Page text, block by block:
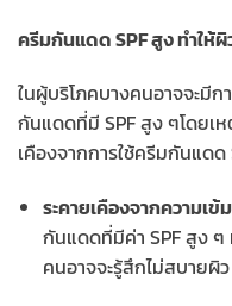
ครีมกันแดด SPF สูง ทำให้ผิ
ในผู้บริโภคบางคนอาจจะมีก
กันแดดที่มี SPF สูง ๆโดยเ
เคืองจากการใช้ครีมกันแด
ระคายเคืองจากความเ
กันแดดที่มีค่า SPF สูง ๆ
คนอาจจะรู้สึกไม่สบายผิ